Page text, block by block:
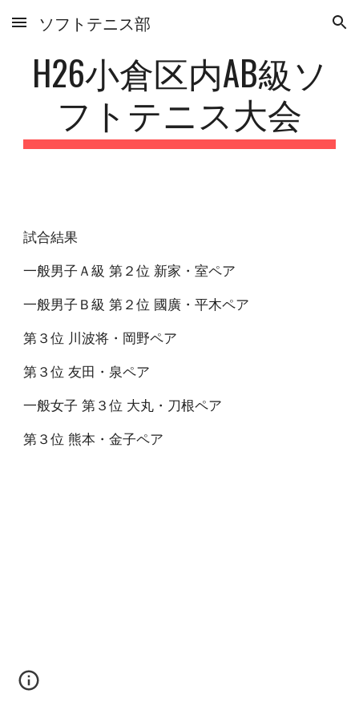
Skip to main content Skip to navigation
ソフトテニス部
H26小倉区内AB級ソ
フトテニス大会
試合結果
一般男子Ａ級 第２位 新家・室ペア
一般男子Ｂ級 第２位 國廣・平木ペア
第３位 川波将・岡野ペア
第３位 友田・泉ペア
一般女子 第３位 大丸・刀根ペア
第３位 熊本・金子ペア